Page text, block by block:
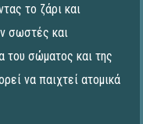
το ζάρι και
σωστές και
του σώματος και της
να παιχτεί ατομικά